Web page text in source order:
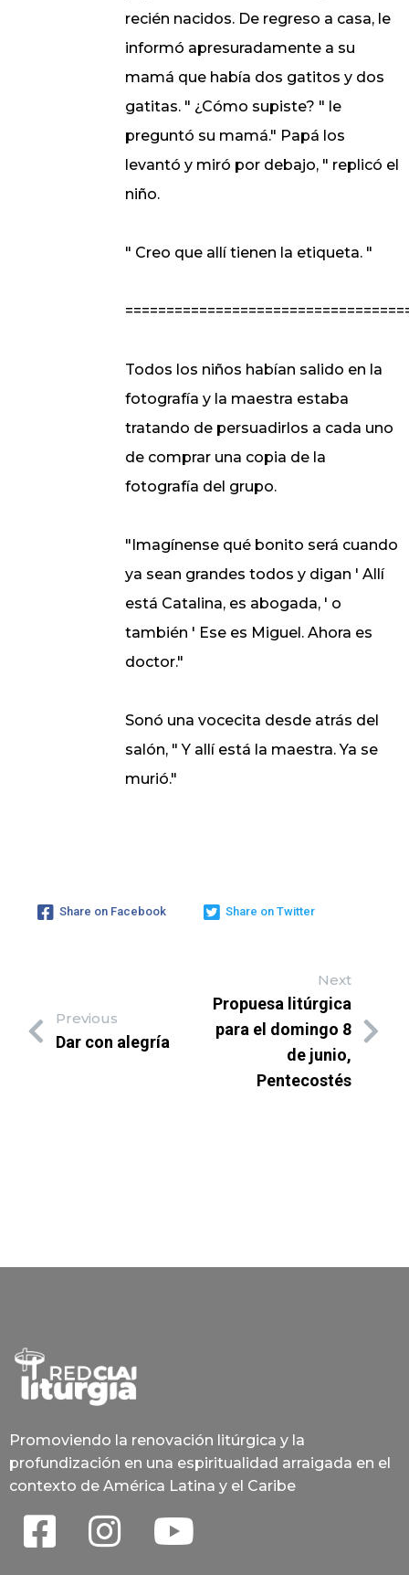
recién nacidos. De regreso a casa, le
informó apresuradamente a su
mamá que había dos gatitos y dos
gatitas. " ¿Cómo supiste? " le
preguntó su mamá." Papá los
levantó y miró por debajo, " replicó el
niño.
" Creo que allí tienen la etiqueta. "
Todos los niños habían salido en la
fotografía y la maestra estaba
tratando de persuadirlos a cada uno
de comprar una copia de la
fotografía del grupo.
"Imagínense qué bonito será cuando
ya sean grandes todos y digan ' Allí
está Catalina, es abogada, ' o
también ' Ese es Miguel. Ahora es
doctor."
Sonó una vocecita desde atrás del
salón, " Y allí está la maestra. Ya se
murió."
Share on Facebook Share on Twitter
Previous
Dar con alegría
Next
Propuesa litúrgica
para el domingo 8
de junio,
Pentecostés
Promoviendo la renovación litúrgica y la
profundización en una espiritualidad arraigada en el
contexto de América Latina y el Caribe